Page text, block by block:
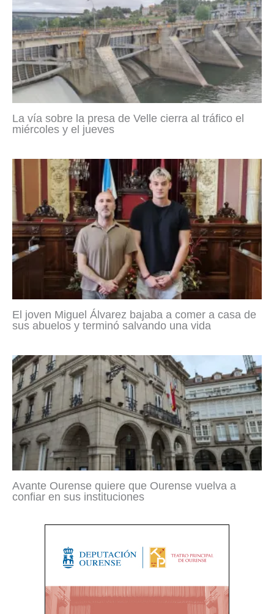
La vía sobre la presa de Velle cierra al tráfico el
miércoles y el jueves
El joven Miguel Álvarez bajaba a comer a casa de
sus abuelos y terminó salvando una vida
Avante Ourense quiere que Ourense vuelva a
confiar en sus instituciones